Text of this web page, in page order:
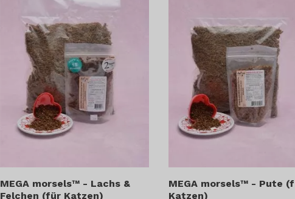
MEGA morsels™ - Lachs &
Felchen (für Katzen)
MEGA morsels™ - Pute
Katzen)